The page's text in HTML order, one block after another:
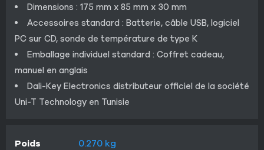
Dimensions : 175 mm x 85 mm x 30 mm
Accessoires standard : Batterie, câble USB, logiciel
PC sur CD, sonde de température de type K
Emballage individuel standard : Coffret cadeau,
manuel en anglais
Dali-Key Electronics distributeur officiel de la société
Uni-T Technology en Tunisie
Poids
0.270 kg